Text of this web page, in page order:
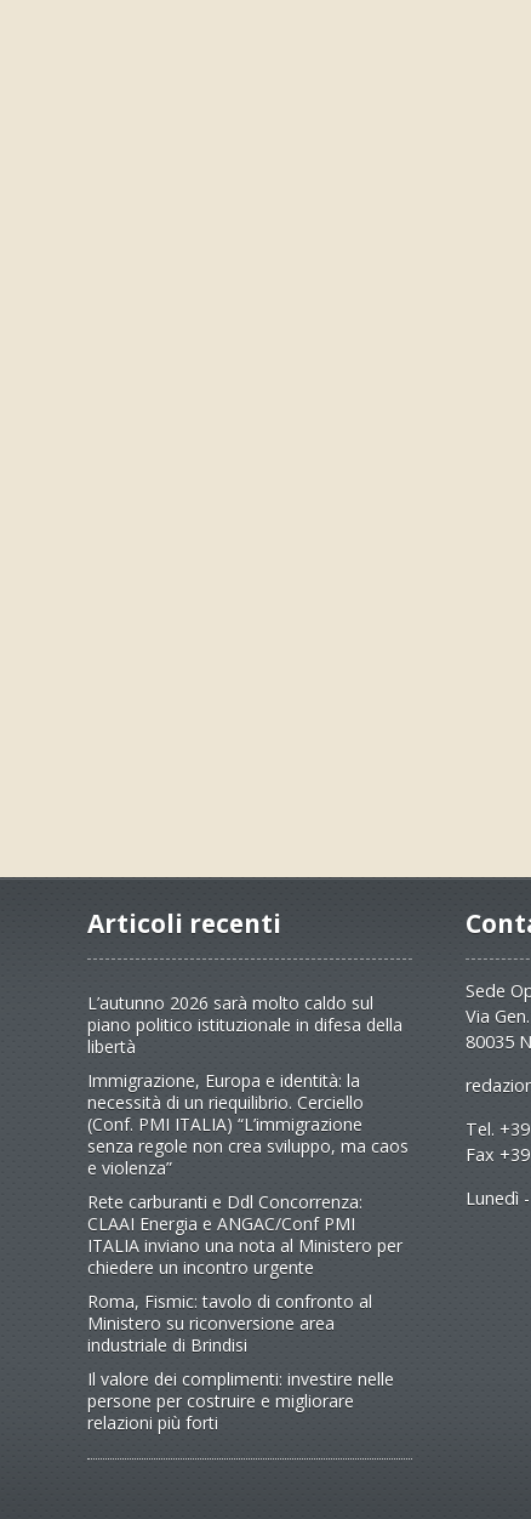
Articoli recenti
L’autunno 2026 sarà molto caldo sul
piano politico istituzionale in difesa della
libertà
Immigrazione, Europa e identità: la
necessità di un riequilibrio. Cerciello
(Conf. PMI ITALIA) “L’immigrazione
senza regole non crea sviluppo, ma caos
e violenza”
Rete carburanti e Ddl Concorrenza:
CLAAI Energia e ANGAC/Conf PMI
ITALIA inviano una nota al Ministero per
chiedere un incontro urgente
Roma, Fismic: tavolo di confronto al
Ministero su riconversione area
industriale di Brindisi
Il valore dei complimenti: investire nelle
persone per costruire e migliorare
relazioni più forti
Sede
Via
80035
Tel.
Fax
Lunedì